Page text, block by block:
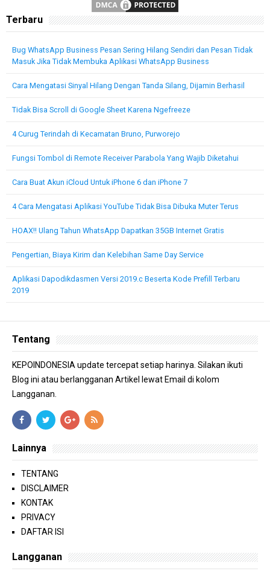
Terbaru
Bug WhatsApp Business Pesan Sering Hilang Sendiri dan Pesan Tidak
Masuk Jika Tidak Membuka Aplikasi WhatsApp Business
Cara Mengatasi Sinyal Hilang Dengan Tanda Silang, Dijamin Berhasil
Tidak Bisa Scroll di Google Sheet Karena Ngefreeze
4 Curug Terindah di Kecamatan Bruno, Purworejo
Fungsi Tombol di Remote Receiver Parabola Yang Wajib Diketahui
Cara Buat Akun iCloud Untuk iPhone 6 dan iPhone 7
4 Cara Mengatasi Aplikasi YouTube Tidak Bisa Dibuka Muter Terus
HOAX!! Ulang Tahun WhatsApp Dapatkan 35GB Internet Gratis
Pengertian, Biaya Kirim dan Kelebihan Same Day Service
Aplikasi Dapodikdasmen Versi 2019.c Beserta Kode Prefill Terbaru
2019
Tentang
KEPOINDONESIA update tercepat setiap harinya. Silakan ikuti
Blog ini atau berlangganan Artikel lewat Email di kolom
Langganan.
Lainnya
TENTANG
DISCLAIMER
KONTAK
PRIVACY
DAFTAR ISI
Langganan